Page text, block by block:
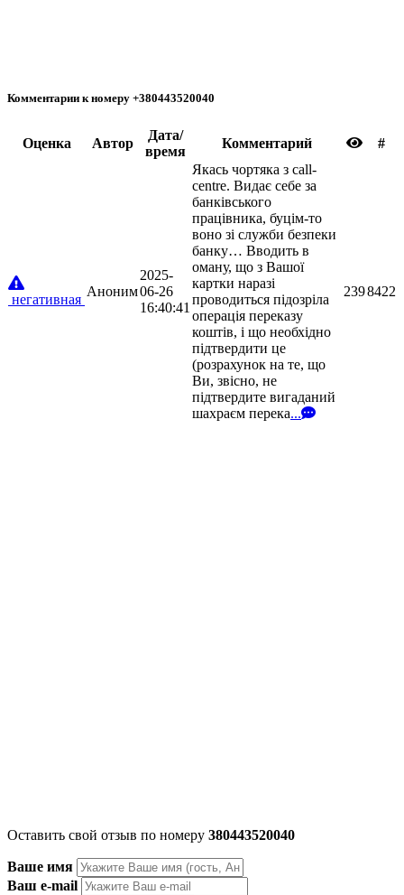
Комментарии к номеру +380443520040
Oценка Автор
Дата/
время
Комментарий #
негативная
Аноним
2025-
06-26
16:40:41
Якась чортяка з call-
centre. Видає себе за
банківського
працівника, буцім-то
воно зі служби безпеки
банку… Вводить в
оману, що з Вашої
картки наразі
проводиться підозріла
операція переказу
коштів, і що необхідно
підтвердити це
(розрахунок на те, що
Ви, звісно, не
підтвердите вигаданий
шахраєм перека...
2398422
Оставить свой отзыв по номеру 380443520040
Ваше имя
Ваш e-mail